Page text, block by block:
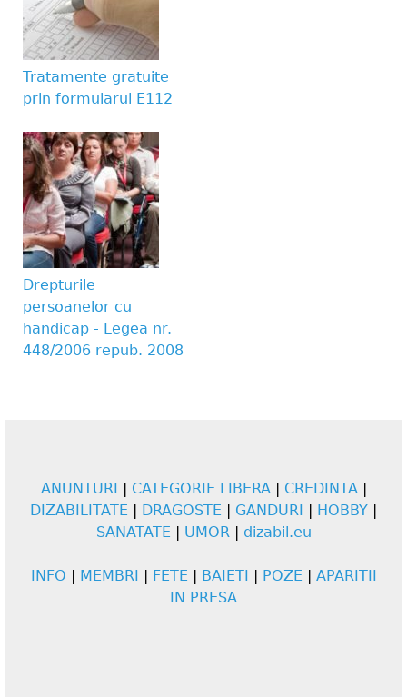
Tratamente gratuite
prin formularul E112
Drepturile
persoanelor cu
handicap - Legea nr.
448/2006 repub. 2008
ANUNTURI CATEGORIE LIBERA| CREDINTA|
DIZABILITATE
DRAGOSTE GANDURI HOBBY
SANATATE
UMOR| dizabil.eu
INFO MEMBRI FETE BAIETI POZE
APARITII
IN PRESA